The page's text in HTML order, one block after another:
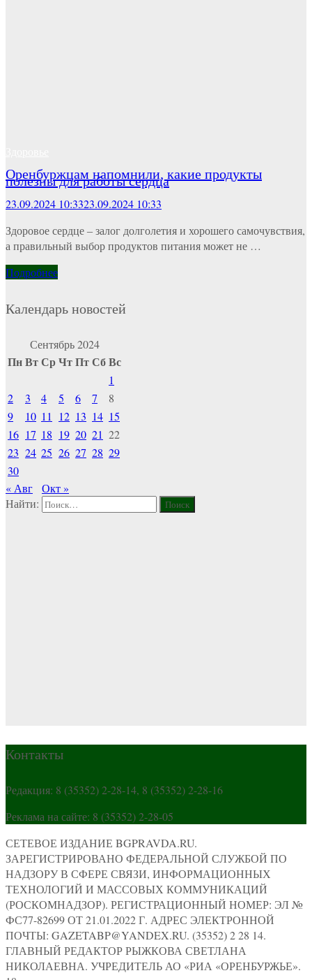
Оренбуржцам напомнили, какие продукты
полезны для работы сердца
23.09.2024 10:3323.09.2024 10:33
Здоровое сердце ‒ залог долголетия и хорошего самочувствия,
а правильный выбор продуктов питания может не …
Подробнее
Календарь новостей
Сентябрь 2024
ПнВтСрЧтПтСбВс
1
2
3 4 5 6 7
8
9
10 11 12 13 14 15
16 17 18 19 20 21 22
23 24 25 26 27 28 29
30
« Авг
Окт »
Найти:
Контакты
Редакция: 8 (35352) 2-28-14, 8 (35352) 2-28-16
Реклама на сайте: 8 (35352) 2-28-05
СЕТЕВОЕ ИЗДАНИЕ BGPRAVDA.RU.
ЗАРЕГИСТРИРОВАНО ФЕДЕРАЛЬНОЙ СЛУЖБОЙ ПО
НАДЗОРУ В СФЕРЕ СВЯЗИ, ИНФОРМАЦИОННЫХ
ТЕХНОЛОГИЙ И МАССОВЫХ КОММУНИКАЦИЙ
(РОСКОМНАДЗОР). РЕГИСТРАЦИОННЫЙ НОМЕР: ЭЛ №
ФС77-82699 ОТ 21.01.2022 Г. АДРЕС ЭЛЕКТРОННОЙ
ПОЧТЫ: GAZETABP@YANDEX.RU. (35352) 2 28 14.
ГЛАВНЫЙ РЕДАКТОР РЫЖКОВА СВЕТЛАНА
НИКОЛАЕВНА. УЧРЕДИТЕЛЬ АО «РИА «ОРЕНБУРЖЬЕ».